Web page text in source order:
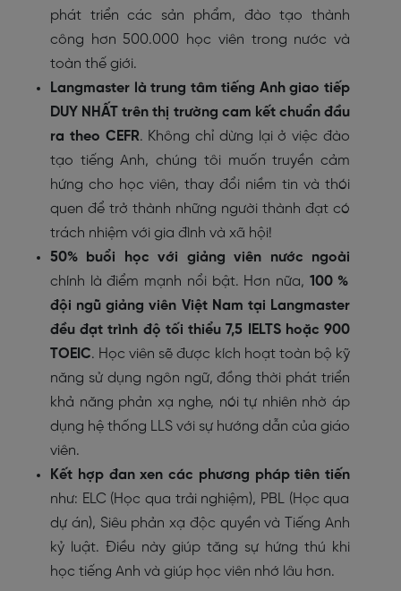
phát triển các sản phẩm, đào tạo thành
công hơn 500.000 học viên trong nước và
toàn thế giới.
Langmaster là trung tâm tiếng Anh giao tiếp
DUY NHẤT trên thị trường cam kết chuẩn đầu
ra theo CEFR. Không chỉ dừng lại ở việc đào
tạo tiếng Anh, chúng tôi muốn truyền cảm
hứng cho học viên, thay đổi niềm tin và thói
quen để trở thành những người thành đạt có
trách nhiệm với gia đình và xã hội!
50% buổi học với giảng viên nước ngoài
chính là điểm mạnh nổi bật. Hơn nữa, 100 %
đội ngũ giảng viên Việt Nam tại Langmaster
đều đạt trình độ tối thiểu 7,5 IELTS hoặc 900
TOEIC. Học viên sẽ được kích hoạt toàn bộ kỹ
năng sử dụng ngôn ngữ, đồng thời phát triển
khả năng phản xạ nghe, nói tự nhiên nhờ áp
dụng hệ thống LLS với sự hướng dẫn của giáo
viên.
Kết hợp đan xen các phương pháp tiên tiến
như: ELC (Học qua trải nghiệm), PBL (Học qua
dự án), Siêu phản xạ độc quyền và Tiếng Anh
kỷ luật. Điều này giúp tăng sự hứng thú khi
học tiếng Anh và giúp học viên nhớ lâu hơn.